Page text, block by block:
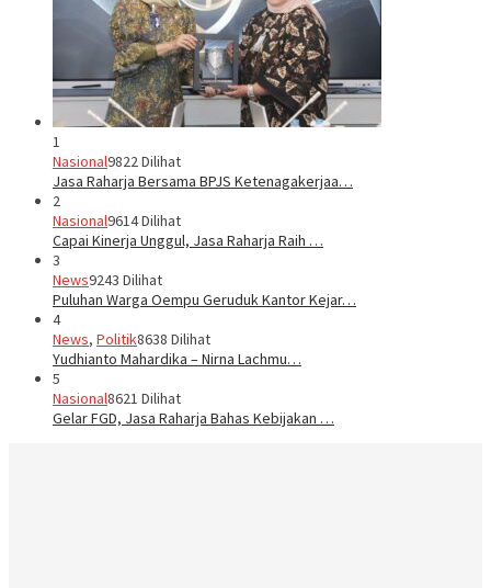
1
Nasional9822 Dilihat
Jasa Raharja Bersama BPJS Ketenagakerjaa…
2
Nasional9614 Dilihat
Capai Kinerja Unggul, Jasa Raharja Raih …
3
News9243 Dilihat
Puluhan Warga Oempu Geruduk Kantor Kejar…
4
News, Politik8638 Dilihat
Yudhianto Mahardika – Nirna Lachmu…
5
Nasional8621 Dilihat
Gelar FGD, Jasa Raharja Bahas Kebijakan …